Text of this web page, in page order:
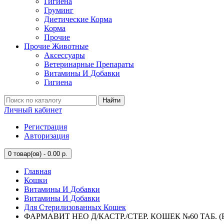
Груминг
Диетические Корма
Корма
Прочие
Прочие Животные
Аксессуары
Ветеринарные Препараты
Витамины И Добавки
Гигиена
Найти
Личный кабинет
Регистрация
Авторизация
0 товар(ов) - 0.00 р.
Главная
Кошки
Витамины И Добавки
Витамины И Добавки
Для Стерилизованных Кошек
ФАРМАВИТ НЕО Д/КАСТР./СТЕР. КОШЕК №60 ТАБ.